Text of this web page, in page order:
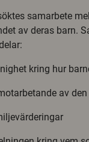
samarbete
av deras barn.
kring hur
av